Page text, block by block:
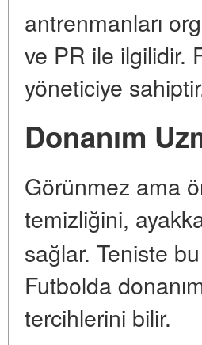
antrenmanları
ve PR ile ilgilidir.
yöneticiye
Donanım
Görünmez ama
temizliğini,
sağlar. Teniste
Futbolda
tercihlerini bilir.